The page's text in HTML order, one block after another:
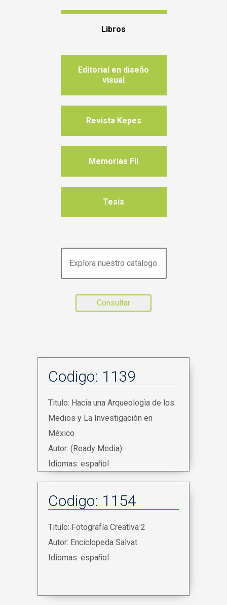
Libros
Editorial en diseño
visual
Revista Kepes
Memorias FII
Tesis
Codigo: 1139
Titulo: Hacia una Arqueologìa de los
Medios y La Investigación en
México
Autor: (Ready Media)
Idiomas: español
Codigo: 1154
Titulo: Fotografía Creativa 2
Autor: Enciclopeda Salvat
Idiomas: español